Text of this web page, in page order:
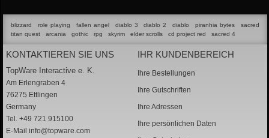
blizzard role playing fallen angel diablo 3 diablo 2 diablo piranhia bytes
sacred
titan quest
arcania gothic rpg skyrim elder scrolls cd project red sacred 4
KONTAKTIEREN SIE UNS
TopWare Interactive e. K.
Am Erlengraben 4
76275 Ettlingen
Germany
Tel. +49 721 915100
E-Mail info@topware.com
IHR KUNDENBEREICH
Ihre Bestellungen
Ihre Gutschriften
Ihre Adressen
Ihre persönlichen Daten